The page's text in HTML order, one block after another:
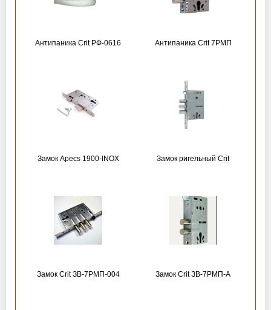
Антипаника Crit РФ-0616 Антипаника Crit 7РМП
Замок Apecs 1900-INOX Замок ригельный Crit
Замок Crit ЗВ-7РМП-004 Замок Crit ЗВ-7РМП-А